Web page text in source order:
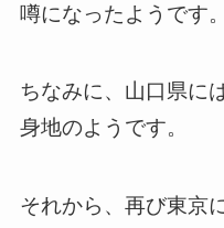
噂になったようです。
ちなみに、山口県に
身地のようです。
それから、再び東京